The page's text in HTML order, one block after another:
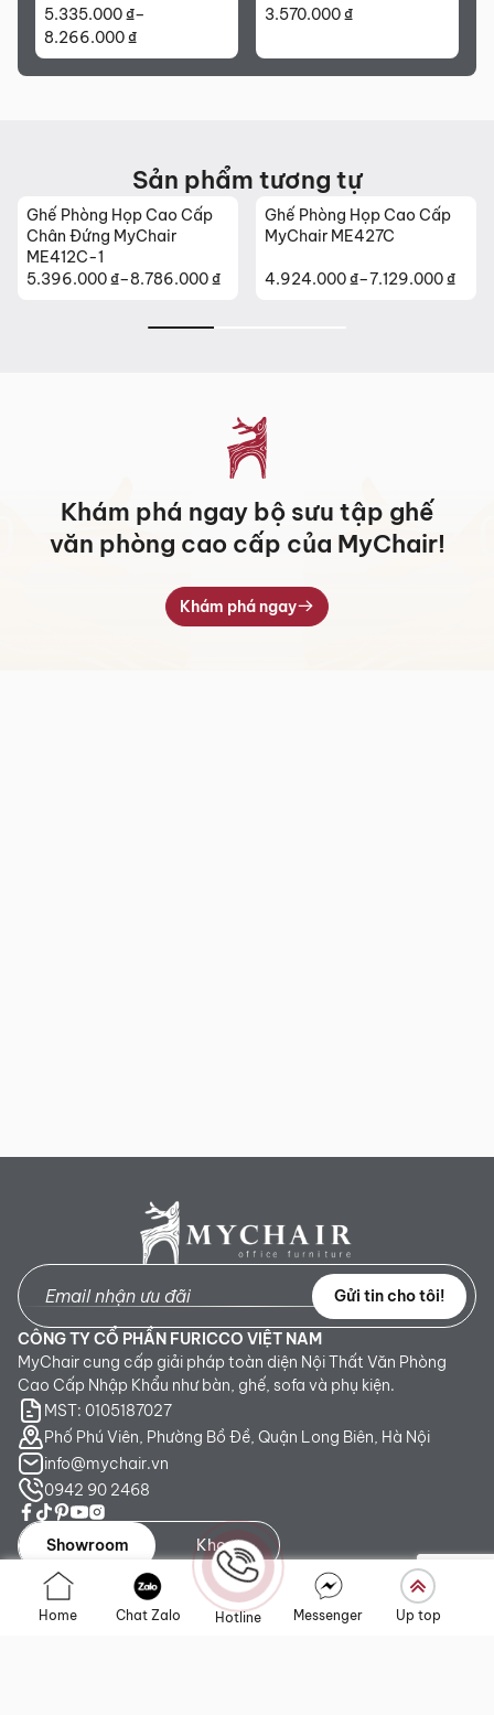
5.335.000 ₫–
8.266.000 ₫
Khoảng
giá:
từ
3.570.000 ₫
Sản phẩm tương tự
Ghế Phòng Họp Cao Cấp
Chân Đứng MyChair
ME412C-1
5.396.000 ₫–8.786.000 ₫
Khoảng
Ghế Phòng Họp Cao Cấp
MyChair ME427C
4.924.000 ₫–7.129.000 ₫
Khoảng
Khám phá ngay bộ sưu tập ghế
văn phòng cao cấp của MyChair!
Khám phá ngay
Gửi tin cho tôi!
CÔNG TY CỔ PHẦN FURICCO VIỆT NAM
MyChair cung cấp giải pháp toàn diện Nội Thất Văn Phòng
Cao Cấp Nhập Khẩu như bàn, ghế, sofa và phụ kiện.
MST: 0105187027
Phố Phú Viên, Phường Bồ Đề, Quận Long Biên, Hà Nội
info@mychair.vn
0942 90 2468
Showroom Kho
Showroom TP. HCM:
Số 345 - 347 Trần Phú, phường An
Home Chat Zalo Hotline Messenger Up top